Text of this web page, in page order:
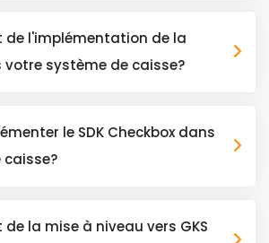
de l'implémentation de la
votre système de caisse?
le SDK Checkbox dans
la mise à niveau vers GKS